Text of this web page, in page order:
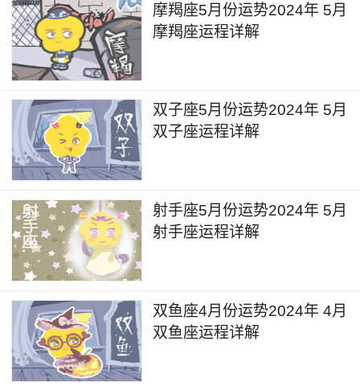
白羊座2024年5月详解
5月3日的时间，冥王星在水瓶座逆行，冥王
星逆行的能量在未来几个月的时间里会给个人的人
际关系带来一定的影响，在与他人交往和相处的过
程中容易出现冷战和隔阂的情况，同时在留意的一
些朋友或是亲戚容易给自己带来比较大的负能量，
甚至是有一些不怀好意的人与你接触图谋不轨，需
要自己有所警惕。
5月24日到5月26日的时间，金星和木星会相
考试相关的状态和状况。会有许多人选择在这段时
间里报名进修许多的课程，进修兴趣也会大幅地提
升，但是相应地需要注意木星在此难以发挥正常的
摩羯座5月份运势2024年 5月
摩羯座运程详解
双子座5月份运势2024年 5月
双子座运程详解
射手座5月份运势2024年 5月
射手座运程详解
双鱼座4月份运势2024年 4月
双鱼座运程详解